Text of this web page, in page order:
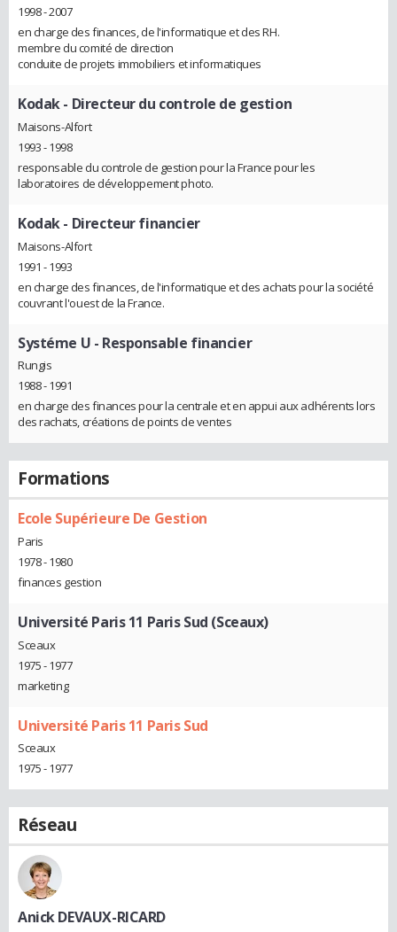
1998 - 2007
en charge des finances, de l'informatique et des RH.
membre du comité de direction
conduite de projets immobiliers et informatiques
Kodak- Directeur du controle de gestion
Maisons-Alfort
1993 - 1998
responsable du controle de gestion pour la France pour les
laboratoires de développement photo.
Kodak- Directeur financier
Maisons-Alfort
1991 - 1993
en charge des finances, de l'informatique et des achats pour la société
couvrant l'ouest de la France.
Systéme U - Responsable financier
Rungis
1988 - 1991
en charge des finances pour la centrale et en appui aux adhérents lors
des rachats, créations de points de ventes
Formations
Ecole Supérieure De Gestion
Paris
1978 - 1980
finances gestion
Université Paris 11 Paris Sud (Sceaux)
Sceaux
1975 - 1977
marketing
Université Paris 11 Paris Sud
Sceaux
1975 - 1977
Réseau
Anick DEVAUX-RICARD